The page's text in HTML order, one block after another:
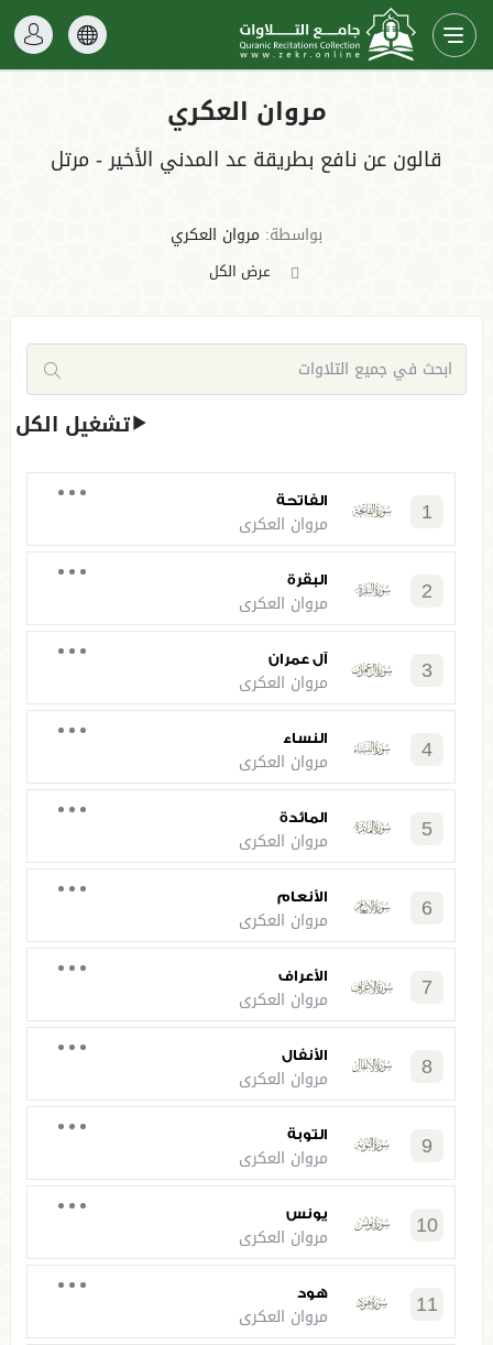
مروان العكري
قالون عن نافع بطريقة عد المدني الأخير - مرتل
بواسطة: مروان العكري
عرض الكل
تشغيل الكل
1 الفاتحة
مروان العكري
2 البقرة
مروان العكري
3 آل عمران
مروان العكري
4 النساء
مروان العكري
5 المائدة
مروان العكري
6 الأنعام
مروان العكري
7 الأعراف
مروان العكري
8 الأنفال
مروان العكري
9 التوبة
مروان العكري
10 يونس
مروان العكري
11 هود
مروان العكري